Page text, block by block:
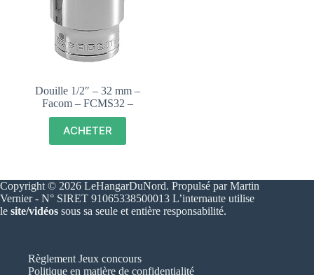
Douille 1/2″ – 32 mm –
Facom – FCMS32 –
ACHETER
Copyright © 2026 LeHangarDuNord. Propulsé par Martin
Vernier - N° SIRET 91065338500013 L’internaute utilise
le site/vidéos sous sa seule et entière responsabilité.
Règlement Jeux concours
Politique en matière de confidentialité